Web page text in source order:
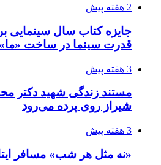
2 هفته پیش
جایزه کتاب سال سینمایی
قدرت سینما در ساخت
3 هفته پیش
مستند زندگی شهید دکتر
شیراز روی پرده می‌رود
3 هفته پیش
«نه مثل هر شب» مسافر